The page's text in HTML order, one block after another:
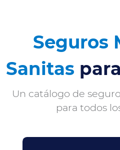
Seguros
Sanitas
Un catálogo de
para todos